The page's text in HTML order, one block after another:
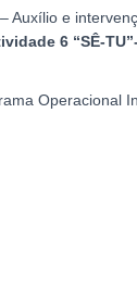
Auxílio e
6 “SÊ-
Operacional